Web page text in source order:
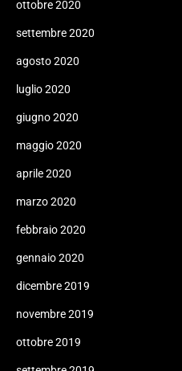
ottobre 2020
settembre 2020
agosto 2020
luglio 2020
giugno 2020
maggio 2020
aprile 2020
marzo 2020
febbraio 2020
gennaio 2020
dicembre 2019
novembre 2019
ottobre 2019